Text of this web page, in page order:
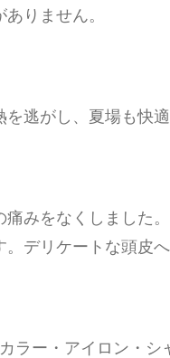
りません。
逃がし、夏場も快適
みをなくしました
デリケートな頭皮
ラー・アイロン・